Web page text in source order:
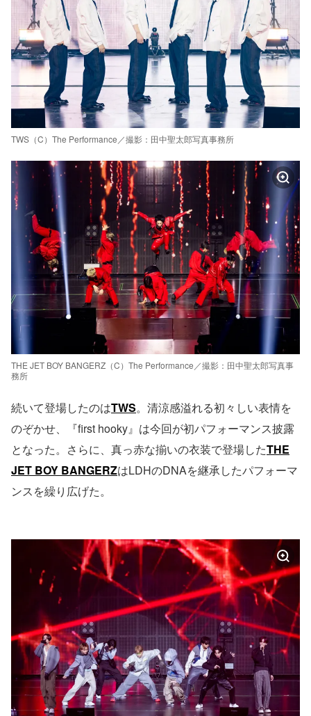
TWS（C）The Performance／撮影：田中聖太郎写真事務所
THE JET BOY BANGERZ（C）The Performance／撮影：田中聖太郎写真事
務所
続いて登場したのはTWS。清涼感溢れる初々しい表情を
のぞかせ、『first hooky』は今回が初パフォーマンス披露
となった。さらに、真っ赤な揃いの衣装で登場したTHE
JET BOY BANGERZはLDHのDNAを継承したパフォーマ
ンスを繰り広げた。